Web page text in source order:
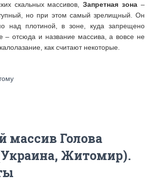
скальных массивов,Запретная зона –
но при этом самый зрелищный. Он
над плотиной, в зоне, куда запрещено
– отсюда и название массива, а вовсе не
как считают некоторые.
массив Голова
Житомир).